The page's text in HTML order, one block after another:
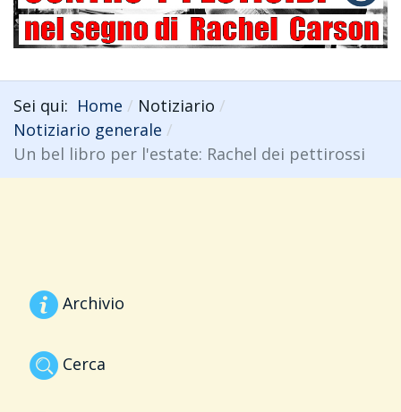
Sei qui: Home
Notiziario
Notiziario generale
Un bel libro per l'estate: Rachel dei pettirossi
Archivio
Cerca